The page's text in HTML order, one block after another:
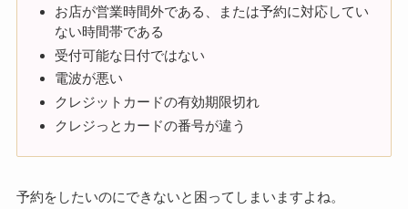
お店が営業時間外である、または予約に対応してい
ない時間帯である
受付可能な日付ではない
電波が悪い
クレジットカードの有効期限切れ
クレジっとカードの番号が違う
予約をしたいのにできないと困ってしまいますよね。